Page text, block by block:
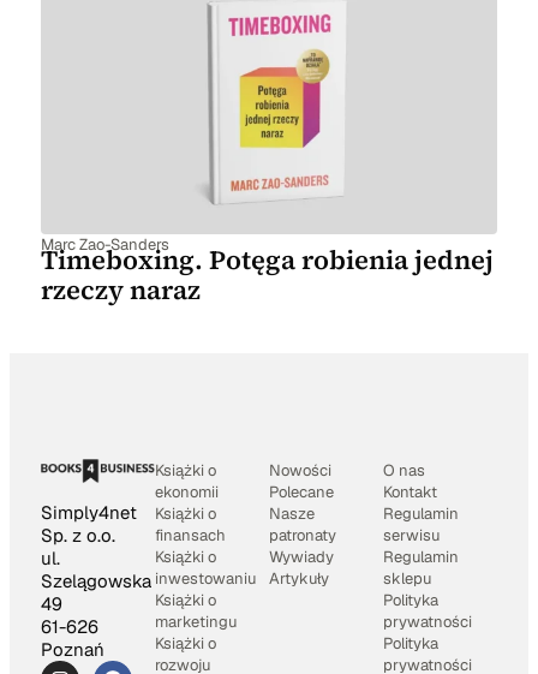
Marc Zao-Sanders
Timeboxing. Potęga robienia jednej
rzeczy naraz
Simply4net
Sp. z o.o.
ul.
Szelągowska
49
61-626
Poznań
Książki o
ekonomii
Książki o
finansach
Książki o
inwestowaniu
Książki o
marketingu
Książki o
rozwoju
Nowości
Polecane
Nasze
patronaty
Wywiady
Artykuły
O nas
Kontakt
Regulamin
serwisu
Regulamin
sklepu
Polityka
prywatności
Polityka
prywatności